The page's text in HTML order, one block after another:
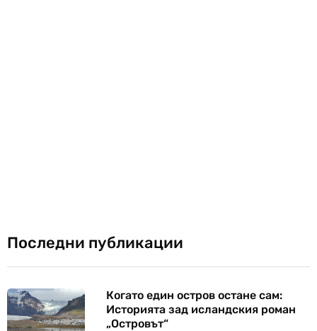
Последни публикации
Когато един остров остане сам:
Историята зад исландския роман
„Островът“